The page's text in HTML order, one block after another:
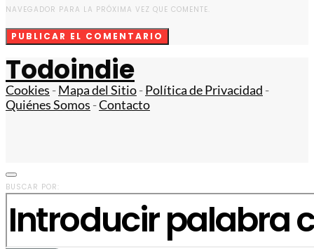
NAVEGADOR PARA LA PRÓXIMA VEZ QUE COMENTE.
Todoindie
Cookies -Mapa del Sitio-Política de Privacidad -
Quiénes Somos -Contacto
BUSCAR POR: